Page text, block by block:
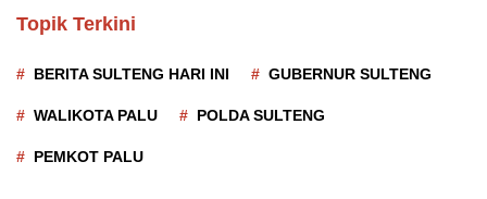
Topik Terkini
BERITA SULTENG HARI INI GUBERNUR SULTENG
WALIKOTA PALU POLDA SULTENG
PEMKOT PALU